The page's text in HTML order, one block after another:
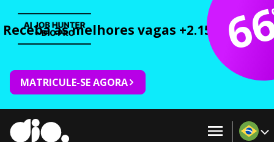
Receba as melhores vagas +2.150 cursos
MATRICULE-SE AGORA